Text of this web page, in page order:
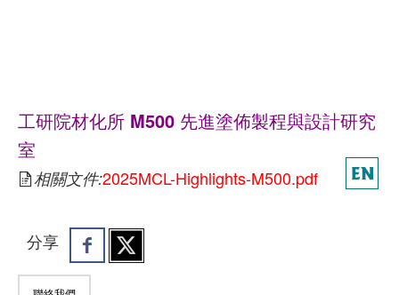
工研院材化所 M500 先進塗佈製程與設計研究
室
相關文件:2025MCL-Highlights-M500.pdf
分享